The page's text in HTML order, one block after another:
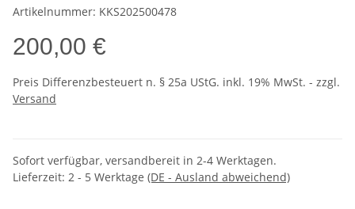
Artikelnummer: KKS202500478
200,00 €
Preis Differenzbesteuert n. § 25a UStG. inkl. 19% MwSt. - zzgl.
Versand
Sofort verfügbar, versandbereit in 2-4 Werktagen.
Lieferzeit: 2 - 5 Werktage (DE - Ausland abweichend)